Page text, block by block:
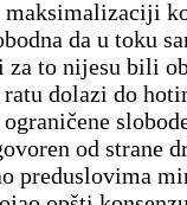
da u toku
za to nijesu bili
dolazi do
od strane
preduslovima